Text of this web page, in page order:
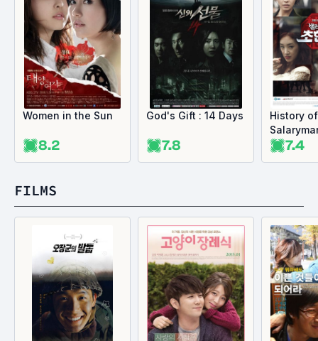
Women in the Sun
8.2
God's Gift : 14 Days
7.8
History
7.4
FILMS